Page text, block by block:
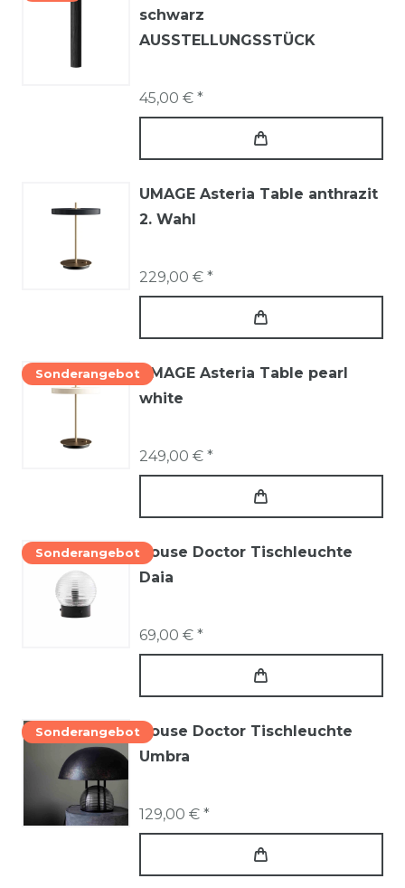
schwarz
AUSSTELLUNGSSTÜCK
45,00 € *
UMAGE Asteria Table anthrazit
2. Wahl
229,00 € *
SonderangebotUMAGE Asteria Table pearl
white
249,00 € *
SonderangebotHouse Doctor Tischleuchte
Daia
69,00 € *
SonderangebotHouse Doctor Tischleuchte
Umbra
129,00 € *